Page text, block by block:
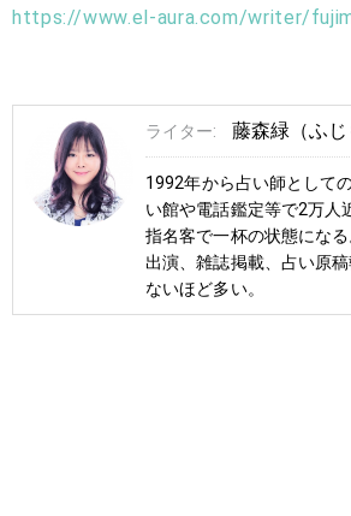
https://www.el-aura.com/writer/
ライター: 藤森緑（ふ
1992年から占い師として
い館や電話鑑定等で2万人
指名客で一杯の状態にな
出演、雑誌掲載、占い原
ないほど多い。